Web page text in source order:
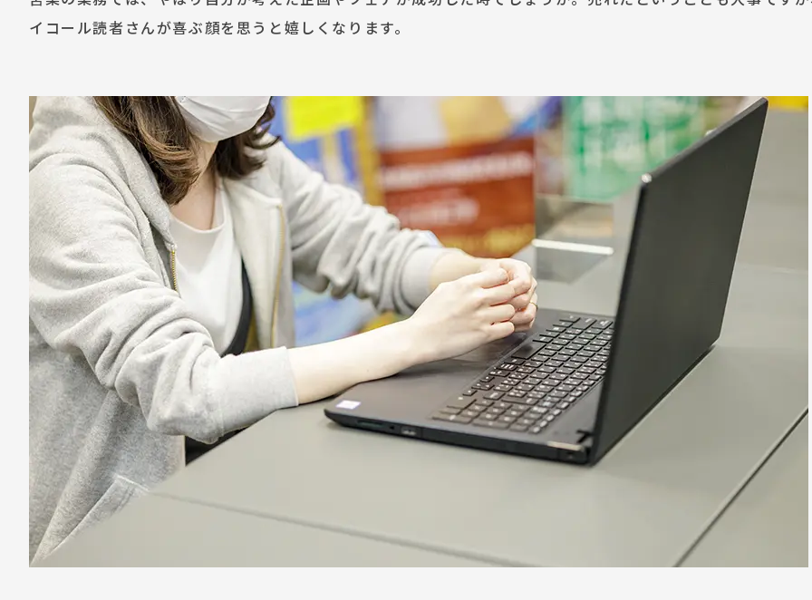
イコール読者さんが喜ぶ顔を思うと嬉しくなります。